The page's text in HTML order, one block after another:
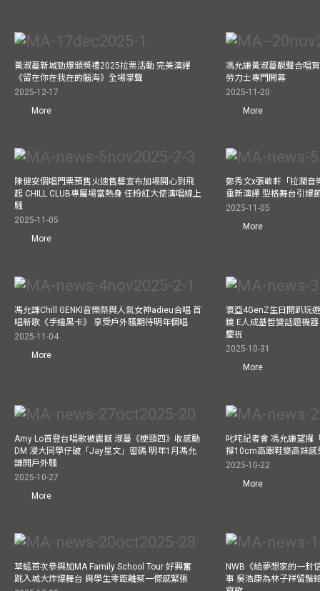
黃淑蔓新城勁爆頒獎禮2025拉票活動 完美演繹
《留在你在我在的腦海》全場掌聲
2025-12-17
More
馮允謙黃淑蔓靚聲合唱
勞力士專門開幕
2025-11-20
More
陳健安個唱門票預售火速售罄宣布加場開心到飛
起 CHILL CLUB專屬場當熱身 任粉紅大使演唱線上
騷
2025-11-05
More
鄭秀文x張敬軒「拉濶音
重新演繹 型格舞台引爆
2025-11-05
More
馮允謙Chill GENKI音樂祭與人氣女神adieu合唱 首
唱新歌《手繪黑卡》 享受戶外騷期待明年個唱
2025-11-04
More
寰亞4GenZ生日開趴玩
鏡 E人成基哲變話題機
慶祝
2025-10-31
More
Amy Lo首登台唱歌被震撼 淑蔓《梗頸四》收感動
DM 浸大同學仔破「Jay星文」密碼 明年1月馮允
謙開戶外騷
2025-10-27
More
叱咤記者會 馮允謙望攞
撐10cm高跟鞋變高妹感
2025-10-22
More
草蜢首次參與加MA Family School Tour 好興奮
跳入城大炸爆舞台 與學生零距離蔡一傑感緊張
NWB《給夢想家的一封
事 吳浩康為林子祥留鬚